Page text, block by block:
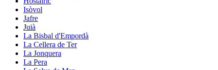
Isòvol
Jafre
Juià
La Bisbal d'Empordà
La Cellera de Ter
La Jonquera
La Pera